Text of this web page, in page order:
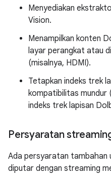
Menyediakan
Vision.
Menampilkan konten
layar perangkat atau
(misalnya, HDMI).
Tetapkan indeks trek
kompatibilitas mundur
indeks trek lapisan
Persyaratan
Ada persyaratan tambahan
diputar dengan streaming